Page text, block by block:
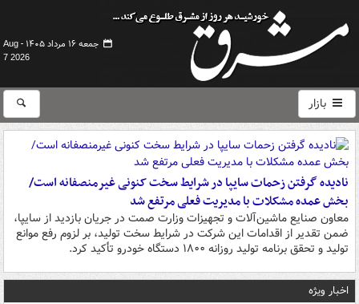
جمعه ۱۶ مرداد ۱۴۰۵ -
Aug
7 2026
بازار
نادیده گرفتن زحمات سایپا در شرایط سخت کنونی غیرمنصفانه است/
بخش عمده مشکلات با مدیریت فعلی مرتفع شد
معاون صنایع ماشین‌آلات و تجهیزات وزارت صمت در جریان بازدید از سایپا،
ضمن تقدیر از اقدامات این شرکت در شرایط سخت تولید، بر لزوم رفع موانع
تولید و تحقق برنامه تولید روزانه ۱۸۰۰ دستگاه خودرو تأکید کرد.
اخبار ویژه